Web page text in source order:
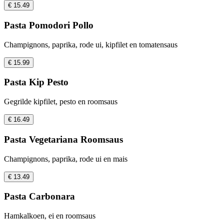
€ 15.49
Pasta Pomodori Pollo
Champignons, paprika, rode ui, kipfilet en tomatensaus
€ 15.99
Pasta Kip Pesto
Gegrilde kipfilet, pesto en roomsaus
€ 16.49
Pasta Vegetariana Roomsaus
Champignons, paprika, rode ui en mais
€ 13.49
Pasta Carbonara
Hamkalkoen, ei en roomsaus